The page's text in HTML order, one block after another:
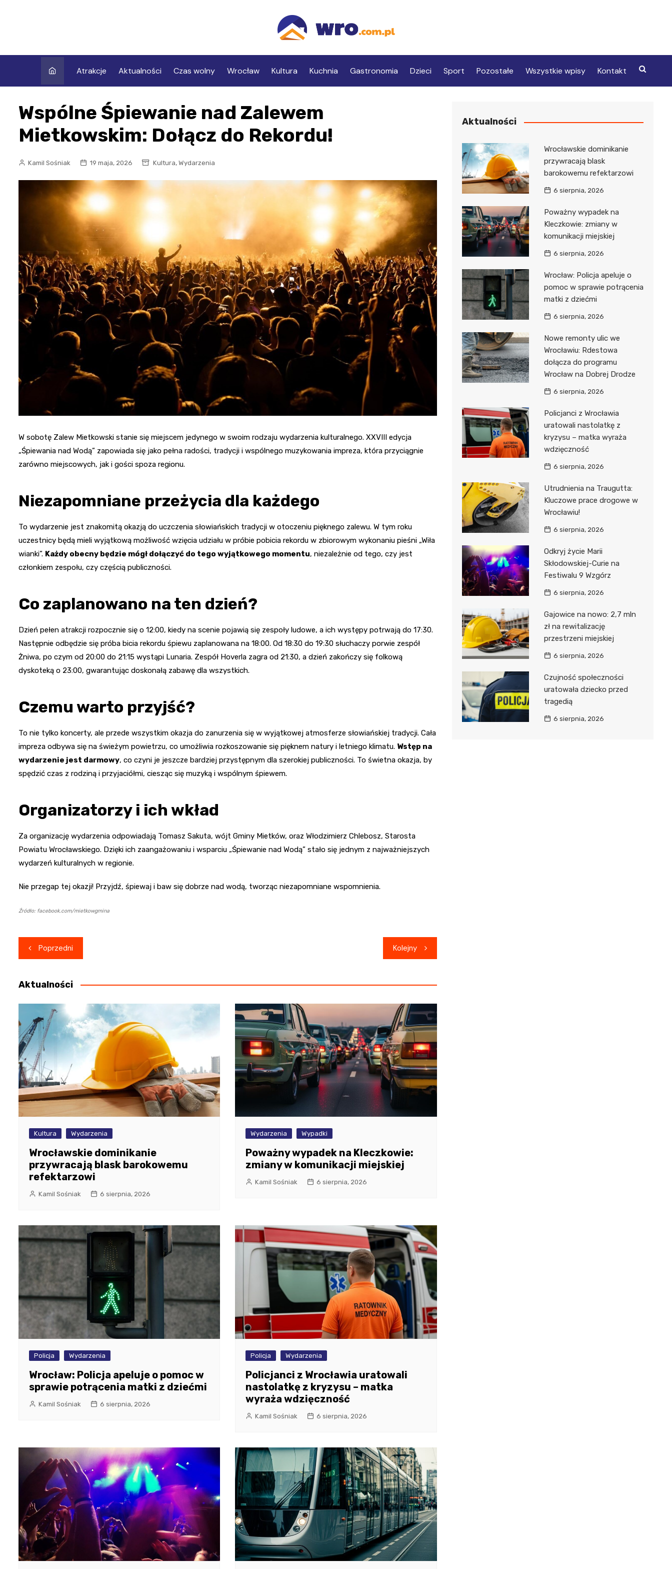
Atrakcje Aktualności Czas wolny Wrocław Kultura Kuchnia Gastronomia Dzieci Sport Pozostałe Wszystkie wpisy Kontakt
Wspólne Śpiewanie nad Zalewem
Mietkowskim: Dołącz do Rekordu!
Kamil Sośniak 19 maja, 2026 Kultura, Wydarzenia
W sobotę Zalew Mietkowski stanie się miejscem jedynego w swoim rodzaju wydarzenia kulturalnego. XXVIII edycja
„Śpiewania nad Wodą” zapowiada się jako pełna radości, tradycji i wspólnego muzykowania impreza, która przyciągnie
zarówno miejscowych, jak i gości spoza regionu.
Niezapomniane przeżycia dla każdego
To wydarzenie jest znakomitą okazją do uczczenia słowiańskich tradycji w otoczeniu pięknego zalewu. W tym roku
uczestnicy będą mieli wyjątkową możliwość wzięcia udziału w próbie pobicia rekordu w zbiorowym wykonaniu pieśni „Wiła
wianki”. Każdy obecny będzie mógł dołączyć do tego wyjątkowego momentu, niezależnie od tego, czy jest
członkiem zespołu, czy częścią publiczności.
Co zaplanowano na ten dzień?
Dzień pełen atrakcji rozpocznie się o 12:00, kiedy na scenie pojawią się zespoły ludowe, a ich występy potrwają do 17:30.
Następnie odbędzie się próba bicia rekordu śpiewu zaplanowana na 18:00. Od 18:30 do 19:30 słuchaczy porwie zespół
Żniwa, po czym od 20:00 do 21:15 wystąpi Lunaria. Zespół Hoverla zagra od 21:30, a dzień zakończy się folkową
dyskoteką o 23:00, gwarantując doskonałą zabawę dla wszystkich.
Czemu warto przyjść?
To nie tylko koncerty, ale przede wszystkim okazja do zanurzenia się w wyjątkowej atmosferze słowiańskiej tradycji. Cała
impreza odbywa się na świeżym powietrzu, co umożliwia rozkoszowanie się pięknem natury i letniego klimatu. Wstęp na
wydarzenie jest darmowy, co czyni je jeszcze bardziej przystępnym dla szerokiej publiczności. To świetna okazja, by
spędzić czas z rodziną i przyjaciółmi, ciesząc się muzyką i wspólnym śpiewem.
Organizatorzy i ich wkład
Za organizację wydarzenia odpowiadają Tomasz Sakuta, wójt Gminy Mietków, oraz Włodzimierz Chlebosz, Starosta
Powiatu Wrocławskiego. Dzięki ich zaangażowaniu i wsparciu „Śpiewanie nad Wodą” stało się jednym z najważniejszych
wydarzeń kulturalnych w regionie.
Nie przegap tej okazji! Przyjdź, śpiewaj i baw się dobrze nad wodą, tworząc niezapomniane wspomnienia.
Źródło: facebook.com/mietkowgmina
Nawigacja
wpisu
Poprzedni Kolejny
Aktualności
Kultura Wydarzenia
Wrocławskie dominikanie
przywracają blask barokowemu
refektarzowi
Kamil Sośniak 6 sierpnia, 2026
Wydarzenia Wypadki
Poważny wypadek na Kleczkowie:
zmiany w komunikacji miejskiej
Kamil Sośniak 6 sierpnia, 2026
Policja Wydarzenia
Wrocław: Policja apeluje o pomoc w
sprawie potrącenia matki z dziećmi
Kamil Sośniak 6 sierpnia, 2026
Policja Wydarzenia
Policjanci z Wrocławia uratowali
nastolatkę z kryzysu – matka
wyraża wdzięczność
Kamil Sośniak 6 sierpnia, 2026
Aktualności
Wrocławskie dominikanie
przywracają blask
barokowemu refektarzowi
6 sierpnia, 2026
Poważny wypadek na
Kleczkowie: zmiany w
komunikacji miejskiej
6 sierpnia, 2026
Wrocław: Policja apeluje o
pomoc w sprawie potrącenia
matki z dziećmi
6 sierpnia, 2026
Nowe remonty ulic we
Wrocławiu: Rdestowa
dołącza do programu
Wrocław na Dobrej Drodze
6 sierpnia, 2026
Policjanci z Wrocławia
uratowali nastolatkę z
kryzysu – matka wyraża
wdzięczność
6 sierpnia, 2026
Utrudnienia na Traugutta:
Kluczowe prace drogowe w
Wrocławiu!
6 sierpnia, 2026
Odkryj życie Marii
Skłodowskiej-Curie na
Festiwalu 9 Wzgórz
6 sierpnia, 2026
Gajowice na nowo: 2,7 mln
zł na rewitalizację
przestrzeni miejskiej
6 sierpnia, 2026
Czujność społeczności
uratowała dziecko przed
tragedią
6 sierpnia, 2026